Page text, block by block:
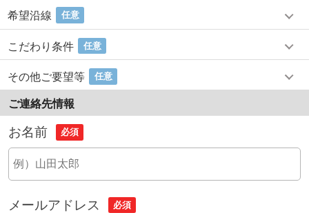
希望沿線 任意
こだわり条件 任意
その他ご要望等 任意
ご連絡先情報
お名前 必須
メールアドレス 必須